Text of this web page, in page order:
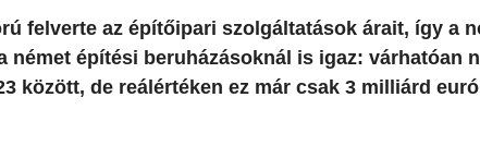
felverte az építőipari szolgáltatások árait, így a
német építési beruházásoknál is igaz: várhatóan
között, de reálértéken ez már csak 3 milliárd